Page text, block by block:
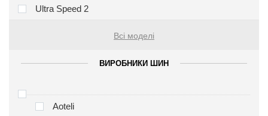
Ultra Speed 2
Всі моделі
ВИРОБНИКИ ШИН
Aoteli